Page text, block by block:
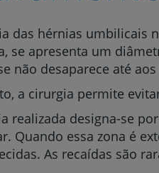
das hérnias umbilicais
se apresenta um
não desaparece até
a cirurgia permite
realizada designa-se
Quando essa zona é
As recaídas são